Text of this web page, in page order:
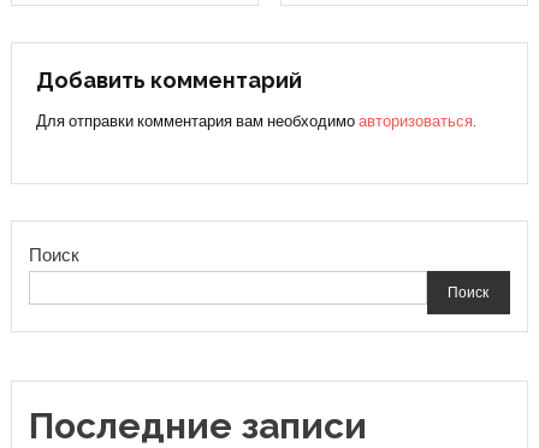
по
записям
Добавить комментарий
Для отправки комментария вам необходимоавторизоваться.
Поиск
Поиск
Последние записи